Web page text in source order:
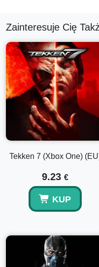
dla wielu graczy, nową
• Battlefield 1 Nie przejdą
• Battlefield 1 W imię cara
• Battlefield 1 Niespokojne
• Battlefield 1 Apokalipsa
Pakiety Czerwonego
Pakiety Piekielnego
broń, pojazdy i
Zainteresuje Cię
Tekken 7 (Xbox One)
9.23 €
KUP